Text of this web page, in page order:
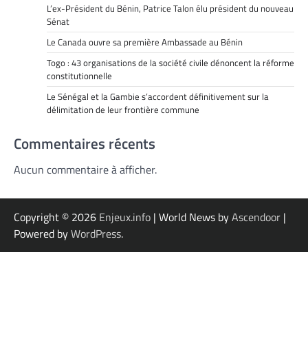
L’ex-Président du Bénin, Patrice Talon élu président du nouveau
Sénat
Le Canada ouvre sa première Ambassade au Bénin
Togo : 43 organisations de la société civile dénoncent la réforme
constitutionnelle
Le Sénégal et la Gambie s’accordent définitivement sur la
délimitation de leur frontière commune
Commentaires récents
Aucun commentaire à afficher.
Copyright © 2026 Enjeux.info | World News byAscendoor |
Powered byWordPress.